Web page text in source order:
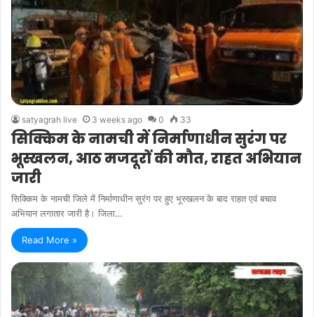
satyagrah live 3 weeks ago 0 33
सिक्किम के नामची में निर्माणाधीन सुरंग पर
भूस्खलन, आठ मजदूरों की मौत, राहत अभियान
जारी
सिक्किम के नामची जिले में निर्माणाधीन सुरंग पर हुए भूस्खलन के बाद राहत एवं बचाव
अभियान लगातार जारी है। जिला…
Read More »